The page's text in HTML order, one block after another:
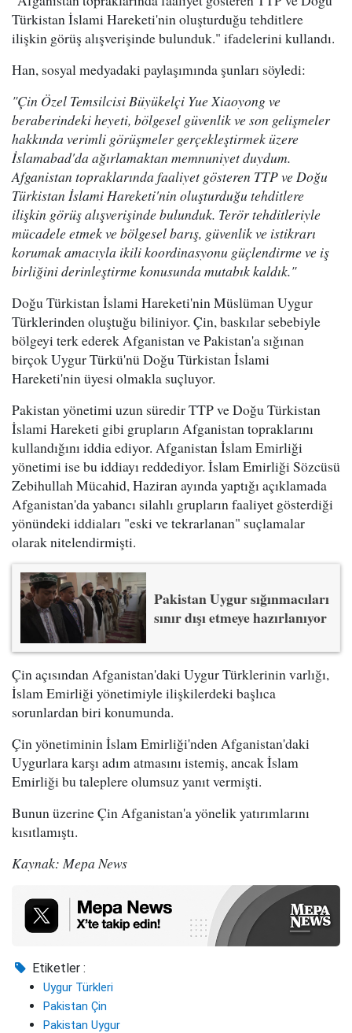
Türkistan İslami Hareketi'nin oluşturduğu tehditlere
ilişkin görüş alışverişinde bulunduk." ifadelerini kullandı.
Han, sosyal medyadaki paylaşımında şunları söyledi:
"Çin Özel Temsilcisi Büyükelçi Yue Xiaoyong ve
beraberindeki heyeti, bölgesel güvenlik ve son gelişmeler
hakkında verimli görüşmeler gerçekleştirmek üzere
İslamabad'da ağırlamaktan memnuniyet duydum.
Afganistan topraklarında faaliyet gösteren TTP ve Doğu
Türkistan İslami Hareketi'nin oluşturduğu tehditlere
ilişkin görüş alışverişinde bulunduk. Terör tehditleriyle
mücadele etmek ve bölgesel barış, güvenlik ve istikrarı
korumak amacıyla ikili koordinasyonu güçlendirme ve iş
birliğini derinleştirme konusunda mutabık kaldık."
Doğu Türkistan İslami Hareketi'nin Müslüman Uygur
Türklerinden oluştuğu biliniyor. Çin, baskılar sebebiyle
bölgeyi terk ederek Afganistan ve Pakistan'a sığınan
birçok Uygur Türkü'nü Doğu Türkistan İslami
Hareketi'nin üyesi olmakla suçluyor.
Pakistan yönetimi uzun süredir TTP ve Doğu Türkistan
İslami Hareketi gibi grupların Afganistan topraklarını
kullandığını iddia ediyor. Afganistan İslam Emirliği
yönetimi ise bu iddiayı reddediyor. İslam Emirliği Sözcüsü
Zebihullah Mücahid, Haziran ayında yaptığı açıklamada
Afganistan'da yabancı silahlı grupların faaliyet gösterdiği
yönündeki iddiaları "eski ve tekrarlanan" suçlamalar
olarak nitelendirmişti.
Pakistan Uygur sığınmacıları
sınır dışı etmeye hazırlanıyor
Çin açısından Afganistan'daki Uygur Türklerinin varlığı,
İslam Emirliği yönetimiyle ilişkilerdeki başlıca
sorunlardan biri konumunda.
Çin yönetiminin İslam Emirliği'nden Afganistan'daki
Uygurlara karşı adım atmasını istemiş, ancak İslam
Emirliği bu taleplere olumsuz yanıt vermişti.
Bunun üzerine Çin Afganistan'a yönelik yatırımlarını
kısıtlamıştı.
Kaynak: Mepa News
Etiketler :
Uygur Türkleri
Pakistan Çin
Pakistan Uygur